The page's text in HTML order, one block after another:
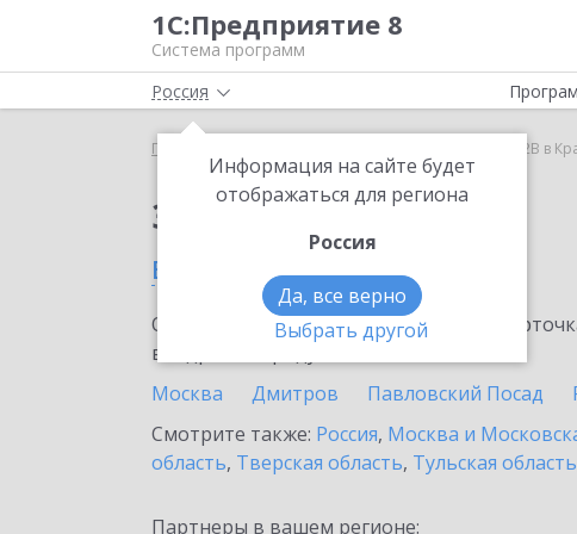
1С:Предприятие 8
Система программ
Россия
Информация на сайте будет
отображаться для региона
Россия
Да, все верно
Выбрать другой
Главная 1С:СБП C2B в
Заказать 1С:СБП C2B
в Краснозаводске
Ознакомьтесь с информационными
внедрение продукта.
Москва
Дмитров Павловский Посад
Смотрите также: Россия, Москва и
область, Тверская область, Тульская область
Партнеры в вашем регионе: